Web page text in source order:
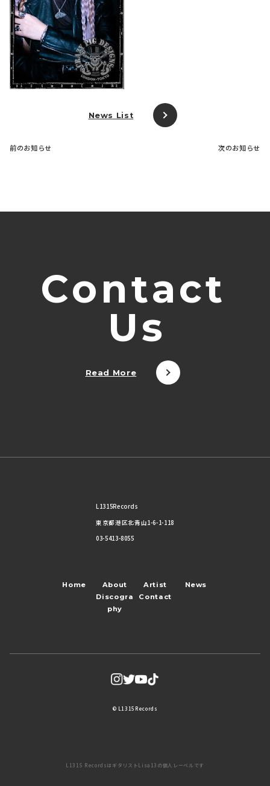
News List
前のお知らせ 次のお知らせ
Contact
Us
Read More
L1315Records
東京都港区北青山1-6-1-118
03-5413-8055
Home About Artist
News
Discogra
phy
Contact
© L1315Records
L1315 RecordsはギタリストLisa13の個人レーベルです